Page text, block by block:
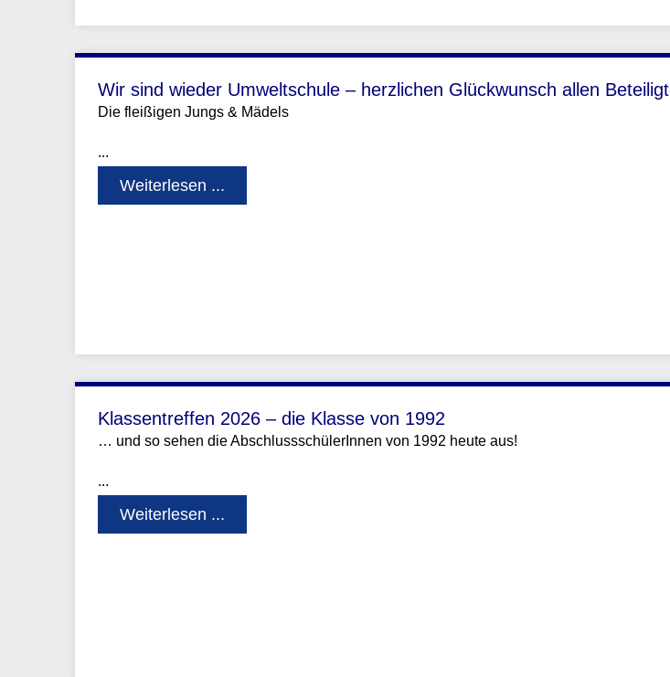
Wir sind wieder Umweltschule – herzlichen Glückwunsch allen
Die fleißigen Jungs & Mädels
...
Weiterlesen ...
Klassentreffen 2026 – die Klasse von 1992
… und so sehen die AbschlussschülerInnen von 1992 heute aus!
...
Weiterlesen ...